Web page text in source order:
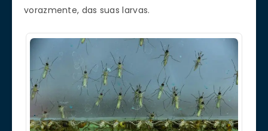
vorazmente, das suas larvas.